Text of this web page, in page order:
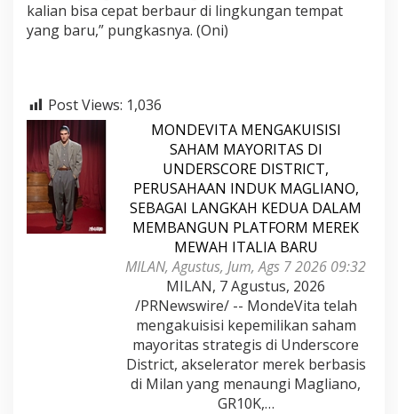
kalian bisa cepat berbaur di lingkungan tempat
yang baru,” pungkasnya. (Oni)
Post Views: 1,036
MONDEVITA MENGAKUISISI
SAHAM MAYORITAS DI
UNDERSCORE DISTRICT,
PERUSAHAAN INDUK MAGLIANO,
SEBAGAI LANGKAH KEDUA DALAM
MEMBANGUN PLATFORM MEREK
MEWAH ITALIA BARU
MILAN, Agustus, Jum, Ags 7 2026 09:32
MILAN, 7 Agustus, 2026
/PRNewswire/ -- MondeVita telah
mengakuisisi kepemilikan saham
mayoritas strategis di Underscore
District, akselerator merek berbasis
di Milan yang menaungi Magliano,
GR10K,…